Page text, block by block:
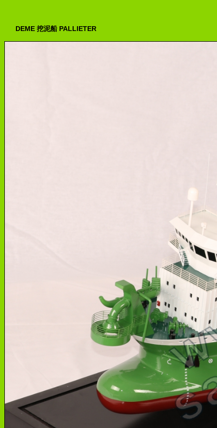
DEME 挖泥船 PALLIETER